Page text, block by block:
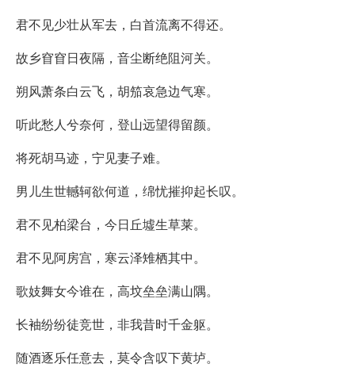
君不见少壮从军去，白首流离不得还。
故乡窅窅日夜隔，音尘断绝阻河关。
朔风萧条白云飞，胡笳哀急边气寒。
听此愁人兮奈何，登山远望得留颜。
将死胡马迹，宁见妻子难。
男儿生世轗轲欲何道，绵忧摧抑起长叹。
君不见柏梁台，今日丘墟生草莱。
君不见阿房宫，寒云泽雉栖其中。
歌妓舞女今谁在，高坟垒垒满山隅。
长袖纷纷徒竞世，非我昔时千金躯。
随酒逐乐任意去，莫令含叹下黄垆。